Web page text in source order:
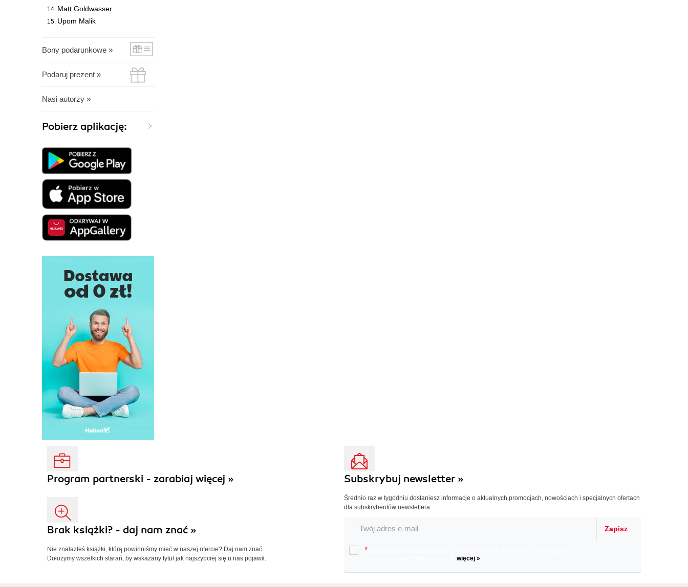
Matt Goldwasser
Upom Malik
Bony podarunkowe »
Podaruj prezent »
Nasi autorzy »
Pobierz aplikację:
Program partnerski - zarabiaj więcej »
Brak książki? - daj nam znać »
Nie znalazłeś książki, którą powinniśmy mieć w naszej ofercie? Daj nam znać.
Dołożymy wszelkich starań, by wskazany tytuł jak najszybciej się u nas pojawił.
Subskrybuj newsletter »
Średnio raz w tygodniu dostaniesz informacje o aktualnych promocjach, nowościach i specjalnych ofertach
dla subskrybentów newslettera.
Zapisz
*
więcej »